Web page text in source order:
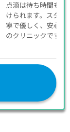
点滴は待ち時間も
けられます。スタッ
寧で優しく、安心
のクリニックです。